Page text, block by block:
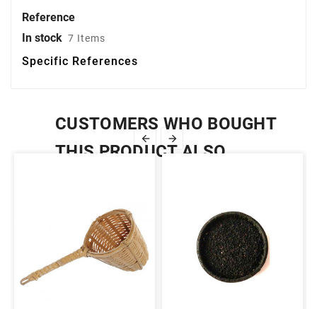
Reference
In stock 7 Items
Specific References
CUSTOMERS WHO BOUGHT
THIS PRODUCT ALSO
 